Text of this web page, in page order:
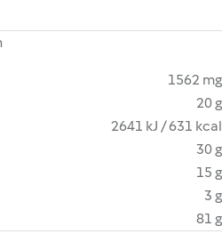
1562 mg
20 g
2641 kJ / 631 kcal
30 g
15 g
3 g
81 g